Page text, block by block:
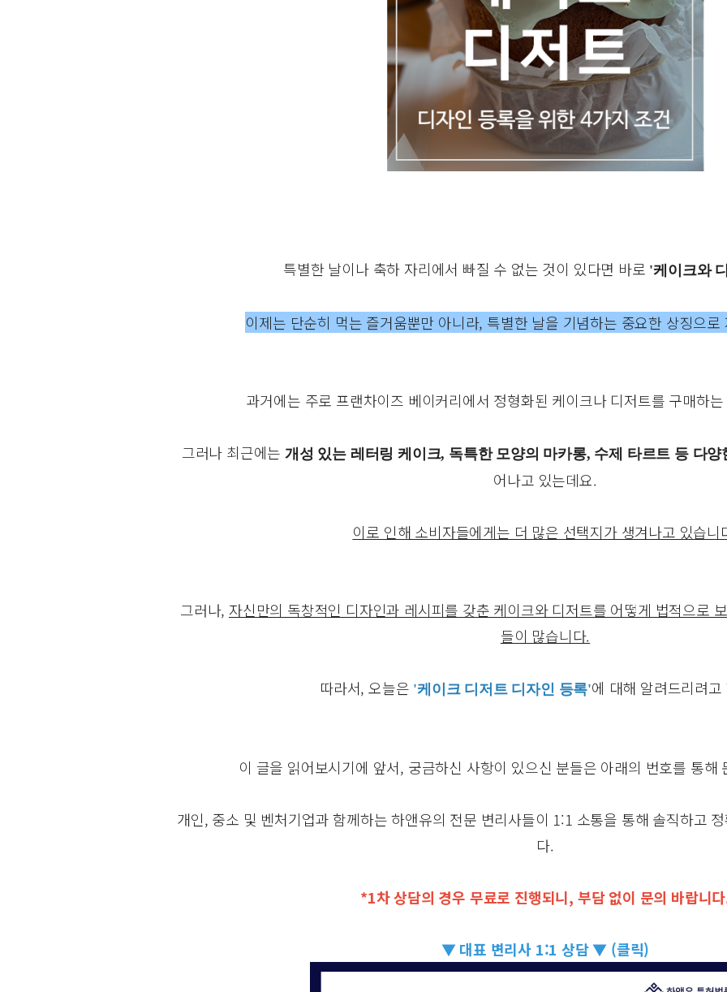
특별한 날이나 축하 자리에서 빠질 수 없는 것이 있다면 바로 '케이크와
이제는 단순히 먹는 즐거움뿐만 아니라, 특별한 날을 기념하는 중요한 상징으
과거에는 주로 프랜차이즈 베이커리에서 정형화된 케이크나 디저트를 구매하
그러나 최근에는개성 있는 레터링 케이크, 독특한 모양의 마카롱, 수제 타르트 등 다
어나고 있는데요.
이로 인해 소비자들에게는 더 많은 선택지가 생겨나고 있습니
그러나, 자신만의 독창적인 디자인과 레시피를 갖춘 케이크와 디저트를 어떻게 법적으로
들이 많습니다.
따라서, 오늘은 '케이크 디저트 디자인 등록'에 대해 알려드리려고
이 글을 읽어보시기에 앞서, 궁금하신 사항이 있으신 분들은 아래의 번호를 통해
개인, 중소 및 벤처기업과 함께하는 하앤유의 전문 변리사들이 1:1 소통을 통해 솔직하고
다.
*1차 상담의 경우 무료로 진행되니, 부담 없이 문의 바랍니
▼ 대표 변리사 1:1 상담 ▼ (클릭)